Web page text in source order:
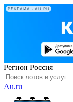
РЕКЛАМА • AU.RU
Регион Россия
Au.ru